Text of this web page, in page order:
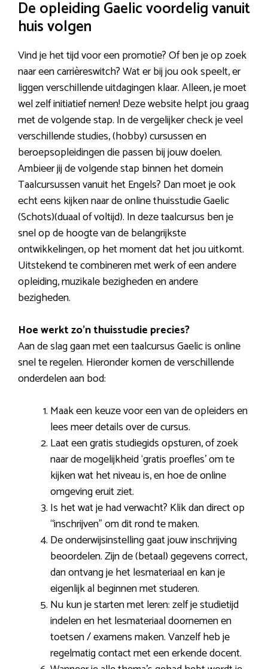
De opleiding Gaelic voordelig vanuit
huis volgen
Vind je het tijd voor een promotie? Of ben je op zoek
naar een carrièreswitch? Wat er bij jou ook speelt, er
liggen verschillende uitdagingen klaar. Alleen, je moet
wel zelf initiatief nemen! Deze website helpt jou graag
met de volgende stap. In de vergelijker check je veel
verschillende studies, (hobby) cursussen en
beroepsopleidingen die passen bij jouw doelen.
Ambieer jij de volgende stap binnen het domein
Taalcursussen vanuit het Engels? Dan moet je ook
echt eens kijken naar de online thuisstudie Gaelic
(Schots)(duaal of voltijd). In deze taalcursus ben je
snel op de hoogte van de belangrijkste
ontwikkelingen, op het moment dat het jou uitkomt.
Uitstekend te combineren met werk of een andere
opleiding, muzikale bezigheden en andere
bezigheden.
Hoe werkt zo’n thuisstudie precies?
Aan de slag gaan met een taalcursus Gaelic is online
snel te regelen. Hieronder komen de verschillende
onderdelen aan bod:
Maak een keuze voor een van de opleiders en
lees meer details over de cursus.
Laat een gratis studiegids opsturen, of zoek
naar de mogelijkheid ‘gratis proefles’ om te
kijken wat het niveau is, en hoe de online
omgeving eruit ziet.
Is het wat je had verwacht? Klik dan direct op
“inschrijven” om dit rond te maken.
De onderwijsinstelling gaat jouw inschrijving
beoordelen. Zijn de (betaal) gegevens correct,
dan ontvang je het lesmateriaal en kan je
eigenlijk al beginnen met studeren.
Nu kun je starten met leren: zelf je studietijd
indelen en het lesmateriaal doornemen en
toetsen / examens maken. Vanzelf heb je
regelmatig contact met een erkende docent.